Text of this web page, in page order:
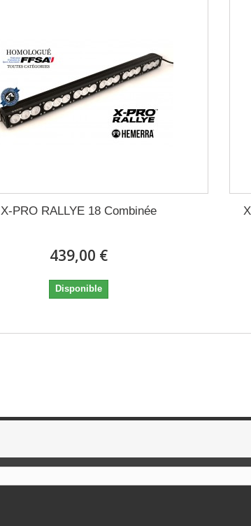
X-PRO RALLYE 18 Combinée
439,00 €
Disponible